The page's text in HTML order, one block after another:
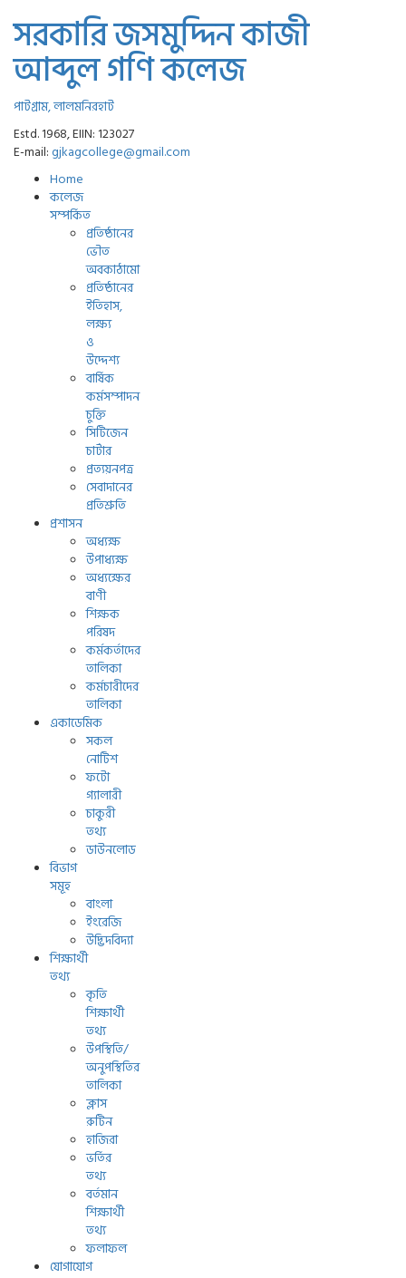
সরকারি জসমুদ্দিন কাজী
আব্দুল গণি কলেজ
পাটগ্রাম, লালমনিরহাট
Estd. 1968, EIIN: 123027
E-mail:gjkagcollege@gmail.com
Home
কলেজ
সম্পর্কিত
প্রতিষ্ঠানের
ভৌত
অবকাঠামো
প্রতিষ্ঠানের
ইতিহাস,
লক্ষ্য
ও
উদ্দেশ্য
বার্ষিক
কর্মসম্পাদন
চুক্তি
সিটিজেন
চার্টার
প্রত্যয়নপত্র
সেবাদানের
প্রতিশ্রুতি
প্রশাসন
অধ্যক্ষ
উপাধ্যক্ষ
অধ্যক্ষের
বাণী
শিক্ষক
পরিষদ
কর্মকর্তাদের
তালিকা
কর্মচারীদের
তালিকা
একাডেমিক
সকল
নোটিশ
ফটো
গ্যালারী
চাকুরী
তথ্য
ডাউনলোড
বিভাগ
সমূহ
বাংলা
ইংরেজি
উদ্ভিদবিদ্যা
শিক্ষার্থী
তথ্য
কৃতি
শিক্ষার্থী
তথ্য
উপস্থিতি/
অনুপস্থিতির
তালিকা
ক্লাস
রুটিন
হাজিরা
ভর্তির
তথ্য
বর্তমান
শিক্ষার্থী
তথ্য
ফলাফল
যোগাযোগ